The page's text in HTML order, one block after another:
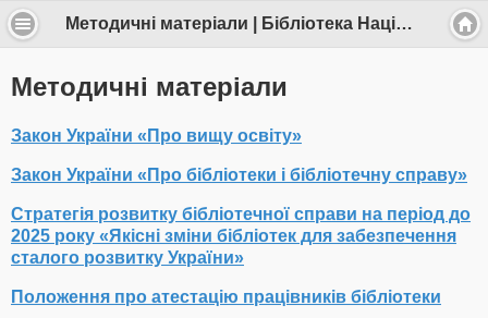
Методичні матеріали | Бібліотека Національного медичного університету імені О.О.Богомольця
Методичні матеріали
Закон України «Про вищу освіту»
Закон України «Про бібліотеки і бібліотечну справу»
Стратегія розвитку бібліотечної справи на період до
2025 року «Якісні зміни бібліотек для забезпечення
сталого розвитку України»
Положення про атестацію працівників бібліотеки